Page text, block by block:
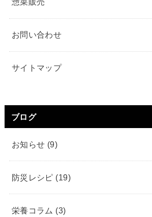
お問い合わせ
サイトマップ
ブログ
お知らせ (9)
防災レシピ (19)
栄養コラム (3)